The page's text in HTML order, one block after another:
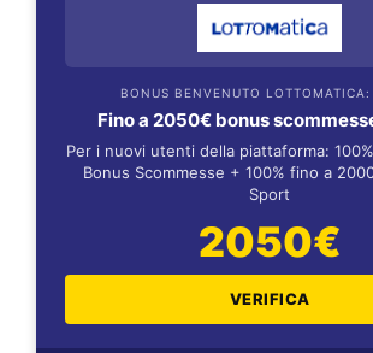
BONUS BENVENUTO
Fino a 2050€ bonus
Per i nuovi utenti della piattaforma:
Bonus Scommesse + 100% fino a
Sport
2050€
VERIFICA